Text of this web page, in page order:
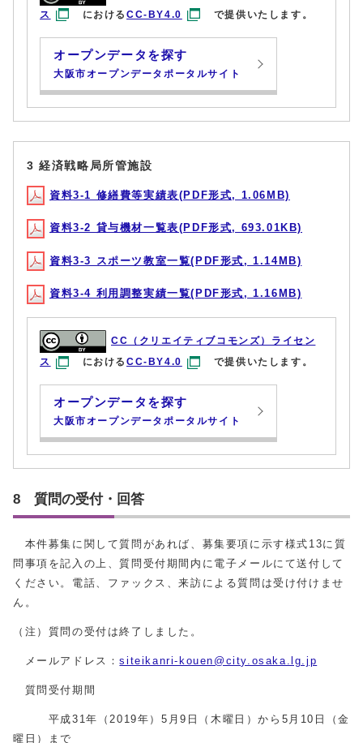
ス
におけるCC-BY4.0 で提供いたします。
オープンデータを探す
大阪市オープンデータポータルサイト
3 経済戦略局所管施設
資料3-1 修繕費等実績表(PDF形式, 1.06MB)
資料3-2 貸与機材一覧表(PDF形式, 693.01KB)
資料3-3 スポーツ教室一覧(PDF形式, 1.14MB)
資料3-4 利用調整実績一覧(PDF形式, 1.16MB)
CC（クリエイティブコモンズ）ライセン
ス
におけるCC-BY4.0 で提供いたします。
オープンデータを探す
大阪市オープンデータポータルサイト
8 質問の受付・回答
本件募集に関して質問があれば、募集要項に示す様式13に質
問事項を記入の上、質問受付期間内に電子メールにて送付して
ください。電話、ファックス、来訪による質問は受け付けませ
ん。
（注）質問の受付は終了しました。
メールアドレス：siteikanri-kouen@city.osaka.lg.jp
質問受付期間
平成31年（2019年）5月9日（木曜日）から5月10日（金
曜日）まで